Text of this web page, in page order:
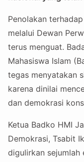
Penolakan
melalui Dewan
terus menguat.
Mahasiswa Islam
tegas menyatakan
karena dinilai
dan demokrasi
Ketua Badko HMI
Demokrasi, Tsabit
digulirkan